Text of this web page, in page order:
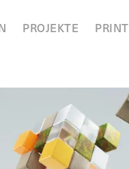
PROJEKTE PRINT